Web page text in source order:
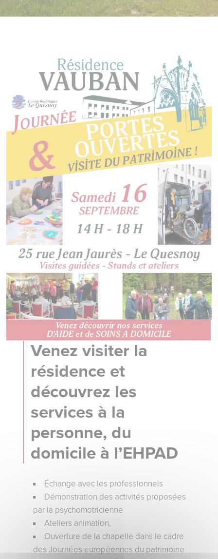
Venez visiter la
résidence et
découvrez les
services à la
personne, du
domicile à l’EHPAD
Échange avec les professionnels
Démonstration des activités proposées
par la psychomotricienne
Ateliers animation,
Ouverture de la chapelle dans le cadre
des Journées européennes du patrimoine